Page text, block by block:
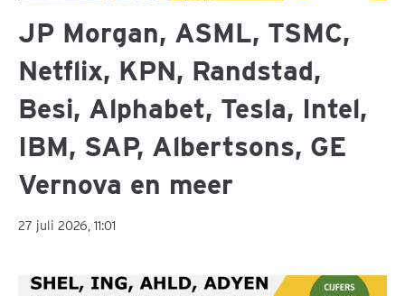
JP Morgan, ASML, TSMC,
Netflix, KPN, Randstad,
Besi, Alphabet, Tesla, Intel,
IBM, SAP, Albertsons, GE
Vernova en meer
27 juli 2026, 11:01